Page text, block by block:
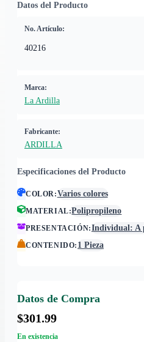
Datos del Producto
No. Artículo:
40216
Marca:
La Ardilla
Fabricante:
ARDILLA
Especificaciones del Producto
COLOR:Varios colores
MATERIAL:Polipropileno
PRESENTACIÓN:Individual: A
CONTENIDO: 1 Pieza
Datos de Compra
$301.99
En existencia